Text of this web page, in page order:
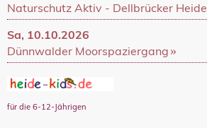
Naturschutz Aktiv - Dellbrücker Heide
Sa, 10.10.2026
Dünnwalder Moorspaziergang
für die 6-12-Jährigen